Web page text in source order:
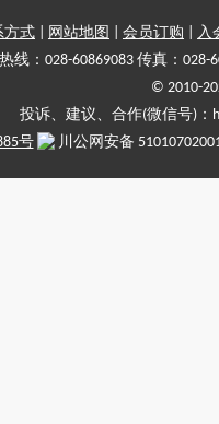
方式 网站地图 会员订购
入
线：028-60869083 传真：028-
© 2010-
投诉、建议、合作(微信号)
号
川公网安备